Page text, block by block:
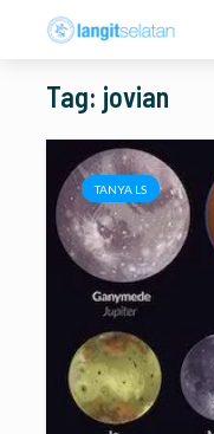
Tag: jovian
TANYA LS